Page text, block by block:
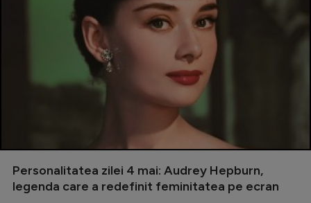
Personalitatea zilei 4 mai: Audrey Hepburn,
legenda care a redefinit feminitatea pe ecran